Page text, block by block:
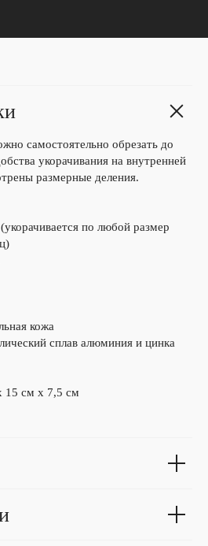
самостоятельно обрезать до
укорачивания на внутренней
размерные деления.
по любой размер
кожа
сплав алюминия и цинка
15 см х 7,5 см